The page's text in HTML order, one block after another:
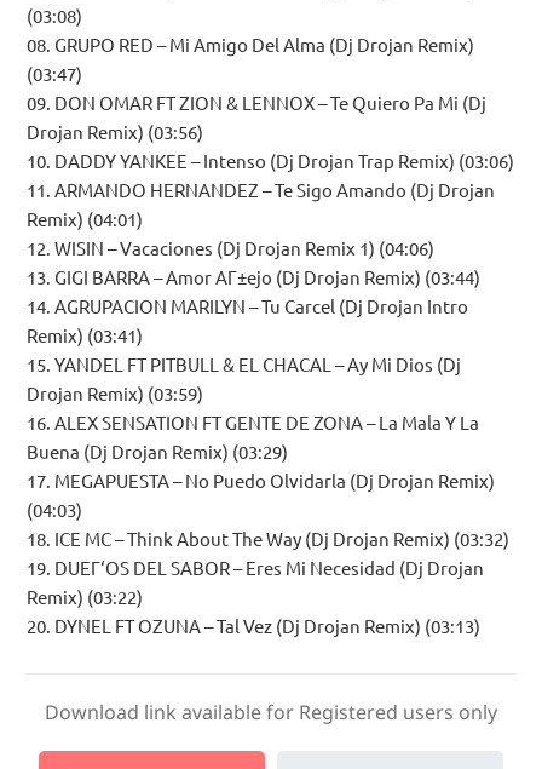
(03:08)
08. GRUPO RED – Mi Amigo Del Alma (Dj Drojan Remix)
(03:47)
09. DON OMAR FT ZION & LENNOX – Te Quiero Pa Mi (Dj
Drojan Remix) (03:56)
10. DADDY YANKEE – Intenso (Dj Drojan Trap Remix) (03:06)
11. ARMANDO HERNANDEZ – Te Sigo Amando (Dj Drojan
Remix) (04:01)
12. WISIN – Vacaciones (Dj Drojan Remix 1) (04:06)
13. GIGI BARRA – Amor AГ±ejo (Dj Drojan Remix) (03:44)
14. AGRUPACION MARILYN – Tu Carcel (Dj Drojan Intro
Remix) (03:41)
15. YANDEL FT PITBULL & EL CHACAL – Ay Mi Dios (Dj
Drojan Remix) (03:59)
16. ALEX SENSATION FT GENTE DE ZONA – La Mala Y La
Buena (Dj Drojan Remix) (03:29)
17. MEGAPUESTA – No Puedo Olvidarla (Dj Drojan Remix)
(04:03)
18. ICE MC – Think About The Way (Dj Drojan Remix) (03:32)
19. DUEГ‘OS DEL SABOR – Eres Mi Necesidad (Dj Drojan
Remix) (03:22)
20. DYNEL FT OZUNA – Tal Vez (Dj Drojan Remix) (03:13)
Download link available for Registered users only